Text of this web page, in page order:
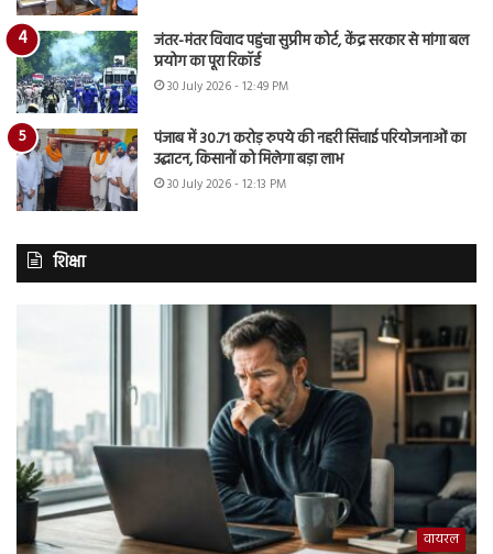
जंतर-मंतर विवाद पहुंचा सुप्रीम कोर्ट, केंद्र सरकार से मांगा बल
प्रयोग का पूरा रिकॉर्ड
30 July 2026 - 12:49 PM
पंजाब में 30.71 करोड़ रुपये की नहरी सिंचाई परियोजनाओं का
उद्घाटन, किसानों को मिलेगा बड़ा लाभ
30 July 2026 - 12:13 PM
शिक्षा
वायरल